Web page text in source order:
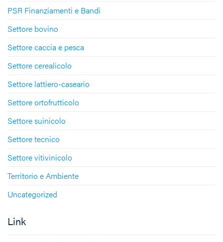
PSR Finanziamenti e Bandi
Settore bovino
Settore caccia e pesca
Settore cerealicolo
Settore lattiero-caseario
Settore ortofrutticolo
Settore suinicolo
Settore tecnico
Settore vitivinicolo
Territorio e Ambiente
Uncategorized
Link